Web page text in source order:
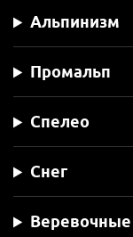
Альпинизм
Промальп
Спелео
Снег
Веревочные